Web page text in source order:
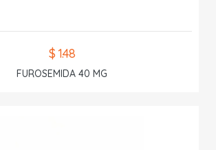
$ 1.48
FUROSEMIDA 40 MG